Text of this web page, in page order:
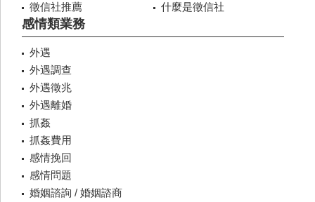
徵信社推薦
什麼是徵信社
感情類業務
外遇
外遇調查
外遇徵兆
外遇離婚
抓姦
抓姦費用
感情挽回
感情問題
婚姻諮詢 / 婚姻諮商